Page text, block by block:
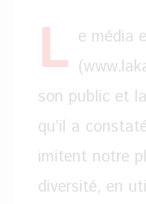
L e média
son public et
qu’il a
imitent notre
diversité, en